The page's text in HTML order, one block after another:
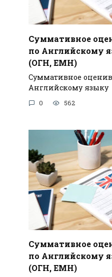
Суммативное
по Английскому
(ОГН, ЕМН)
Суммативное
Английскому языку
0 562
Суммативное
по Английскому
(ОГН, ЕМН)